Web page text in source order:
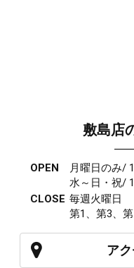
敷島店
OPEN
月曜日のみ/
水～日・祝/
CLOSE 毎週火曜日
第1、第3、
ア